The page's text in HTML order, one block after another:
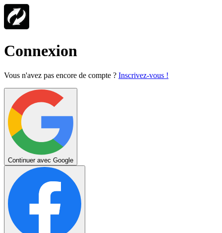
Connexion
Vous n'avez pas encore de compte ? Inscrivez-vous !
Continuer avec Google